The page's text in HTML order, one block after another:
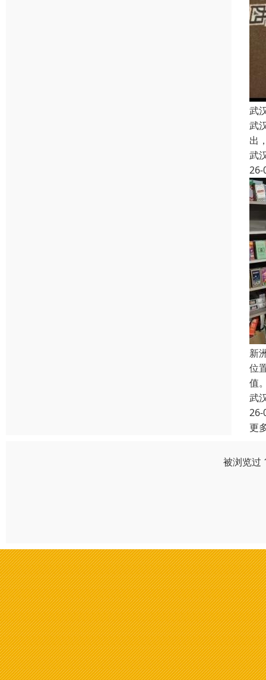
武
武
出
武
26-
新
位
值
武
26-
更
被浏览过